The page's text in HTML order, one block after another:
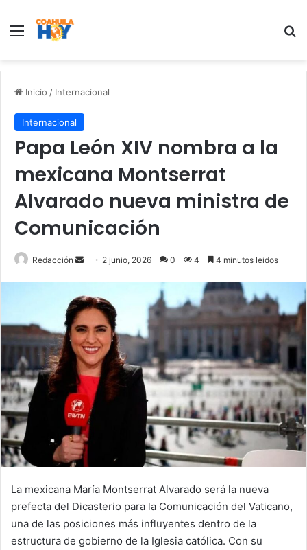
Menu
Inicio / Internacional
Internacional
Papa León XIV nombra a la
mexicana Montserrat
Alvarado nueva ministra de
Comunicación
Redacción
n
d
a
n
e
m
a
i
l
2 junio, 2026 0 4 4 minutos leidos
La mexicana María Montserrat Alvarado será la nueva
prefecta del Dicasterio para la Comunicación del Vaticano,
una de las posiciones más influyentes dentro de la
estructura de gobierno de la Iglesia católica. Con su